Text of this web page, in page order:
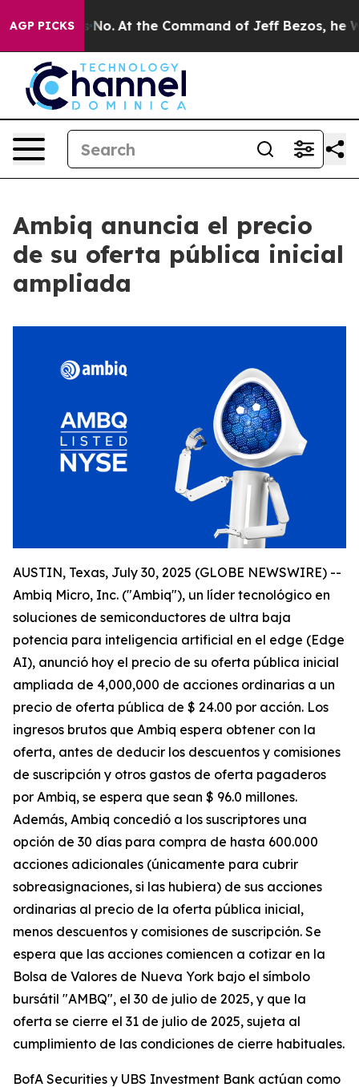
AGP PICKS
Says No. At the Command of Jeff Bezos, he
Ambiq anuncia el precio
de su oferta pública inicial
ampliada
AUSTIN, Texas, July 30, 2025 (GLOBE NEWSWIRE) --
Ambiq Micro, Inc. ("Ambiq"), un líder tecnológico en
soluciones de semiconductores de ultra baja
potencia para inteligencia artificial en el edge (Edge
AI), anunció hoy el precio de su oferta pública inicial
ampliada de 4,000,000 de acciones ordinarias a un
precio de oferta pública de $ 24.00 por acción. Los
ingresos brutos que Ambiq espera obtener con la
oferta, antes de deducir los descuentos y comisiones
de suscripción y otros gastos de oferta pagaderos
por Ambiq, se espera que sean $ 96.0 millones.
Además, Ambiq concedió a los suscriptores una
opción de 30 días para compra de hasta 600.000
acciones adicionales (únicamente para cubrir
sobreasignaciones, si las hubiera) de sus acciones
ordinarias al precio de la oferta pública inicial,
menos descuentos y comisiones de suscripción. Se
espera que las acciones comiencen a cotizar en la
Bolsa de Valores de Nueva York bajo el símbolo
bursátil "AMBQ", el 30 de julio de 2025, y que la
oferta se cierre el 31 de julio de 2025, sujeta al
cumplimiento de las condiciones de cierre habituales.
BofA Securities y UBS Investment Bank actúan como